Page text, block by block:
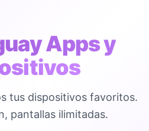
Apps y
tus dispositivos favoritos.
pantallas ilimitadas.